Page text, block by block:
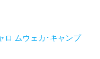
ロ ムウェカ･キャンプ